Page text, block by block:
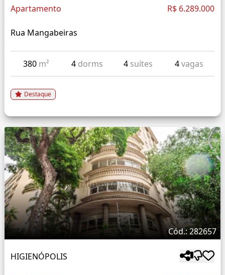
Apartamento R$ 6.289.000
Rua Mangabeiras
380 m² 4 dorms 4 suítes 4vagas
Destaque
Cód.: 282657
HIGIENÓPOLIS